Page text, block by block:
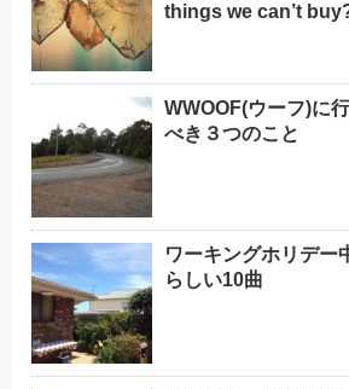
things we can’t
WWOOF(ウーフ)に
べき３つのこと
ワーキングホリデー
らしい10曲